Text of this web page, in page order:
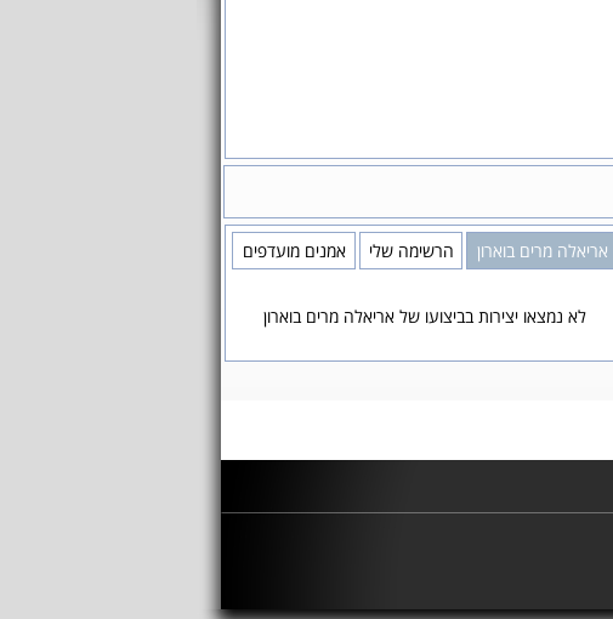
אריאלה מרים בוארון הרשימה שלי אמנים מועדפים
לא נמצאו יצירות בביצועו של אריאלה מרים בוארון